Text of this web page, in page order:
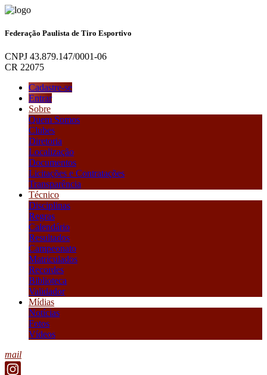
Federação Paulista de Tiro Esportivo
CNPJ 43.879.147/0001-06
CR 22075
Cadastre-se
Entrar
Sobre
Quem Somos
Clubes
Diretoria
Localização
Documentos
Licitações e Contratações
Transparência
Técnico
Disciplinas
Regras
Calendário
Resultados
Campeonato
Matriculados
Recordes
Biblioteca
Validador
Mídias
Notícias
Fotos
Vídeos
mail